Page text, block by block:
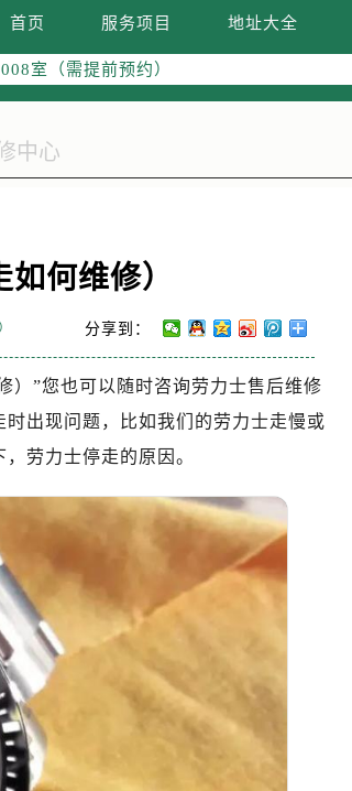
首页 服务项目 地址大全
提前预约）
1室（需提前预约）
室（需提前预约）
层3508室（需提前预约）
（需提前预约）
提前预约）
室（需提前预约）
提前预约）
座办公楼14层07室（需提前预约）
室（需提前预约）
15层07室（需提前预约）
提前预约）
需提前预约）
需提前预约）
约）
需提前预约）
需提前预约）
（芙蓉广场）10层13室（需提前预约）
预约）
3层整层（需提前预约）
1层整层（需提前预约）
何维修）
分享到：
）”您也可以随时咨询劳力士售后维修
出现问题，比如我们的劳力士走慢或
劳力士停走的原因。